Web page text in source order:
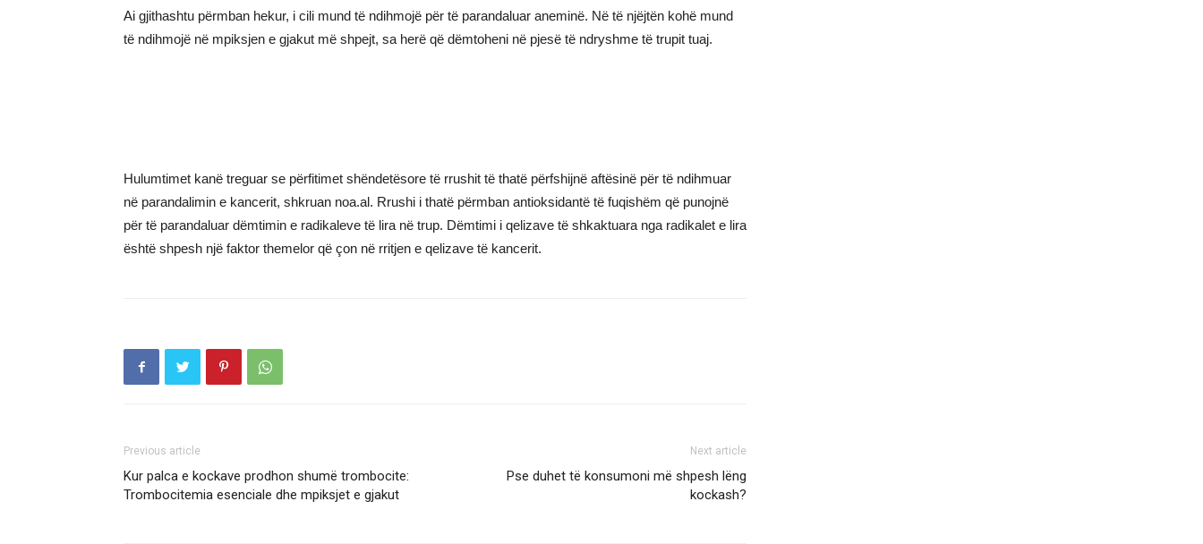
Ai gjithashtu përmban hekur, i cili mund të ndihmojë për të parandaluar aneminë. Në të njëjtën kohë mund
të ndihmojë në mpiksjen e gjakut më shpejt, sa herë që dëmtoheni në pjesë të ndryshme të trupit tuaj.
Hulumtimet kanë treguar se përfitimet shëndetësore të rrushit të thatë përfshijnë aftësinë për të ndihmuar
në parandalimin e kancerit, shkruan noa.al. Rrushi i thatë përmban antioksidantë të fuqishëm që punojnë
për të parandaluar dëmtimin e radikaleve të lira në trup. Dëmtimi i qelizave të shkaktuara nga radikalet e lira
është shpesh një faktor themelor që çon në rritjen e qelizave të kancerit.
Previous article
Kur palca e kockave prodhon shumë trombocite:
Trombocitemia esenciale dhe mpiksjet e gjakut
Next article
Pse duhet të konsumoni më shpesh lëng
kockash?